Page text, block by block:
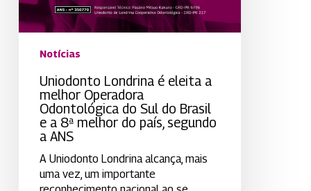
Notícias
Uniodonto Londrina é eleita a
melhor Operadora
Odontológica do Sul do Brasil
e a 8ª melhor do país, segundo
a ANS
A Uniodonto Londrina alcança, mais
uma vez, um importante